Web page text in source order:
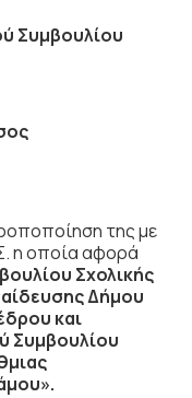
Συμβουλίου
της με
η οποία αφορά
Σχολικής
Δήμου
και
Συμβουλίου